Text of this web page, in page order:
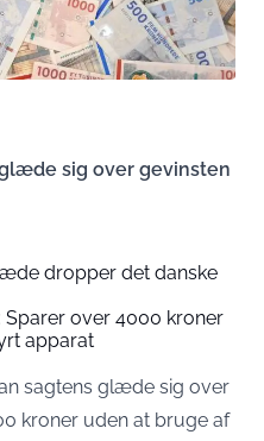
sig over gevinsten
dropper det danske
Sparer over 4000 kroner
apparat
sagtens glæde sig over
kroner uden at bruge af